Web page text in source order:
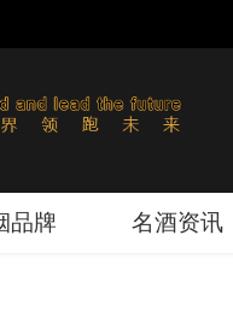
品牌 名酒资讯